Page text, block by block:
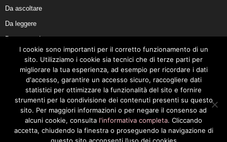
Da ascoltare
Da leggere
Da non perdere
Da conoscere
Da preservare
Da vivere
Cookie Policy
I cookie sono importanti per il corretto funzionamento di un
sito. Utilizziamo i cookie sia tecnici che di terze parti per
migliorare la tua esperienza, ad esempio per ricordare i dati
d'accesso, garantire un accesso sicuro, raccogliere dati
statistici per ottimizzare la funzionalità del sito e fornire
strumenti per la condivisione dei contenuti presenti su questo
sito. Per maggiori informazioni o per negare il consenso ad
alcuni cookie, consulta l'informativa completa. Cliccando
accetta, chiudendo la finestra o proseguendo la navigazione di